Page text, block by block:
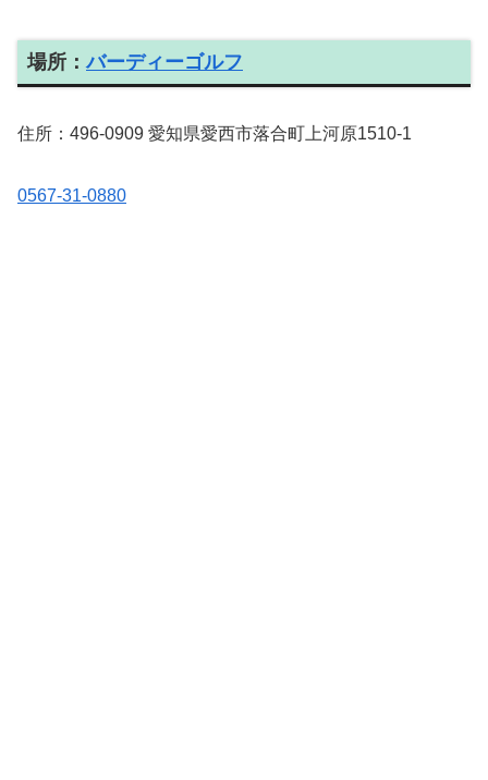
場所：バーディーゴルフ
住所：496-0909 愛知県愛西市落合町上河原1510-1
0567-31-0880